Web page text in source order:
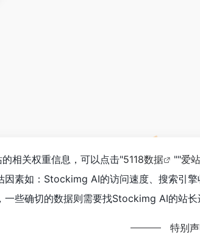
相关权重信息，可以点击"5118数据 ""爱
因素如：Stockimg AI的访问速度、搜索引
些确切的数据则需要找Stockimg AI的站长
特别